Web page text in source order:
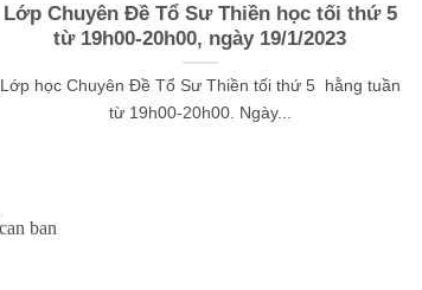
Lớp Chuyên Đề Tổ Sư Thiền học tối thứ 5
từ 19h00-20h00, ngày 19/1/2023
Lớp học Chuyên Đề Tổ Sư Thiền tối thứ 5 hằng tuần
từ 19h00-20h00. Ngày...